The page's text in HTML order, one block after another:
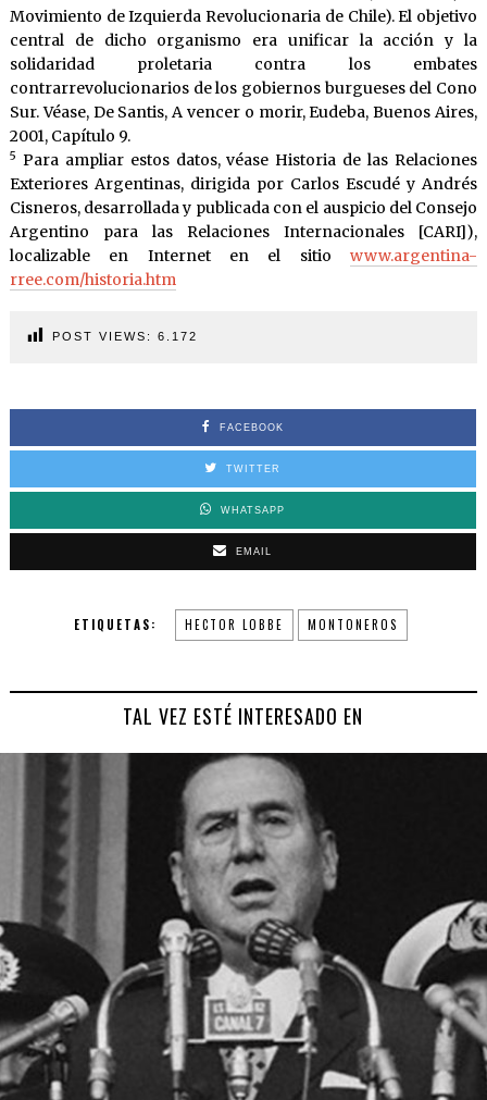
Movimiento de Izquierda Revolucionaria de Chile). El objetivo
central de dicho organismo era unificar la acción y la
solidaridad proletaria contra los embates
contrarrevolucionarios de los gobiernos burgueses del Cono
Sur. Véase, De Santis, A vencer o morir, Eudeba, Buenos Aires,
2001, Capítulo 9.
5 Para ampliar estos datos, véase Historia de las Relaciones
Exteriores Argentinas, dirigida por Carlos Escudé y Andrés
Cisneros, desarrollada y publicada con el auspicio del Consejo
Argentino para las Relaciones Internacionales [CARI]),
localizable en Internet en el sitiowww.argentina-
rree.com/historia.htm
POST VIEWS: 6.172
FACEBOOK
TWITTER
WHATSAPP
EMAIL
ETIQUETAS: HECTOR LOBBE MONTONEROS
TAL VEZ ESTÉ INTERESADO EN